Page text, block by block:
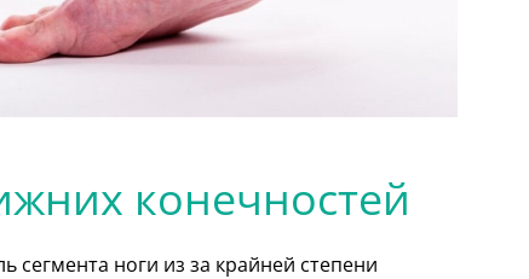
конечностей
сегмента ноги из за крайней степени